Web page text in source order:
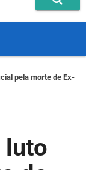
pela morte de Ex-
luto